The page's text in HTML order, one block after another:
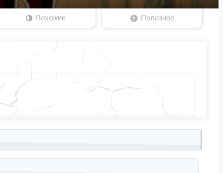
Похожие Полезное